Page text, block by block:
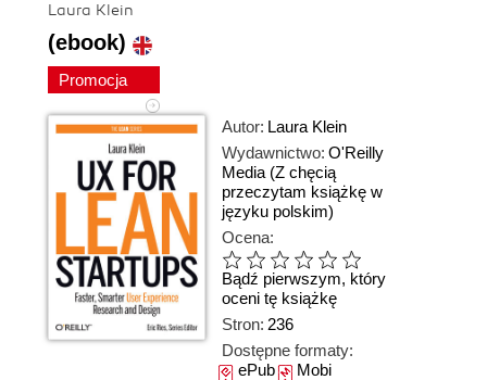
Laura Klein
(ebook)
Promocja
Autor: Laura Klein
Wydawnictwo: O'Reilly
Media (Z chęcią
przeczytam książkę w
języku polskim)
Ocena:
Bądź pierwszym, który
oceni tę książkę
Stron: 236
Dostępne formaty:
ePubMobi